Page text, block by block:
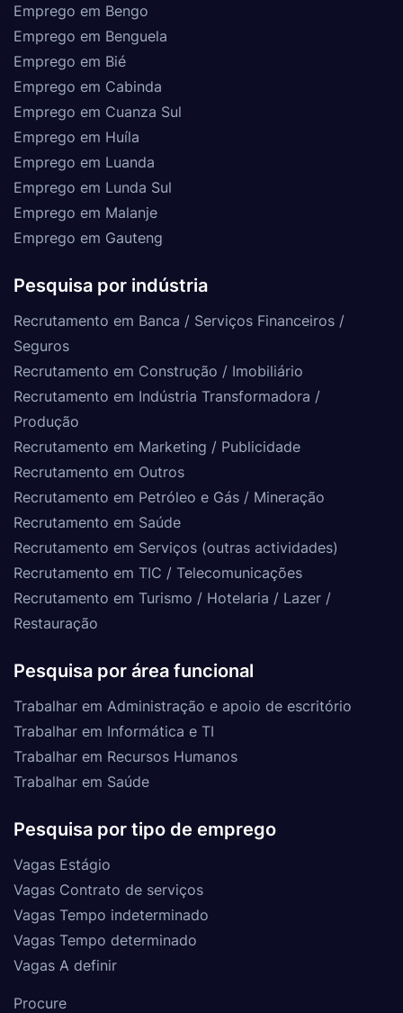
Emprego em Bengo
Emprego em Benguela
Emprego em Bié
Emprego em Cabinda
Emprego em Cuanza Sul
Emprego em Huíla
Emprego em Luanda
Emprego em Lunda Sul
Emprego em Malanje
Emprego em Gauteng
Pesquisa por indústria
Recrutamento em Banca / Serviços Financeiros /
Seguros
Recrutamento em Construção / Imobiliário
Recrutamento em Indústria Transformadora /
Produção
Recrutamento em Marketing / Publicidade
Recrutamento em Outros
Recrutamento em Petróleo e Gás / Mineração
Recrutamento em Saúde
Recrutamento em Serviços (outras actividades)
Recrutamento em TIC / Telecomunicações
Recrutamento em Turismo / Hotelaria / Lazer /
Restauração
Pesquisa por área funcional
Trabalhar em Administração e apoio de escritório
Trabalhar em Informática e TI
Trabalhar em Recursos Humanos
Trabalhar em Saúde
Pesquisa por tipo de emprego
Vagas Estágio
Vagas Contrato de serviços
Vagas Tempo indeterminado
Vagas Tempo determinado
Vagas A definir
Procure